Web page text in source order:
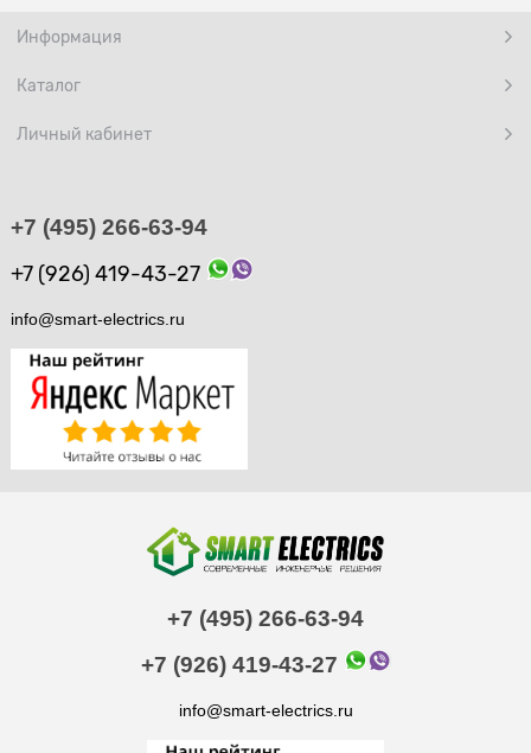
Информация
Каталог
Личный кабинет
+7 (495) 266-63-94
+7 (926) 419-43-27
info@smart-electrics.ru
+7 (495) 266-63-94
+7 (926) 419-43-27
info@smart-electrics.ru